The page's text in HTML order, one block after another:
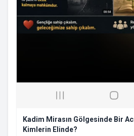
Kadim Mirasın Gölgesinde Bir
Kimlerin Elinde?